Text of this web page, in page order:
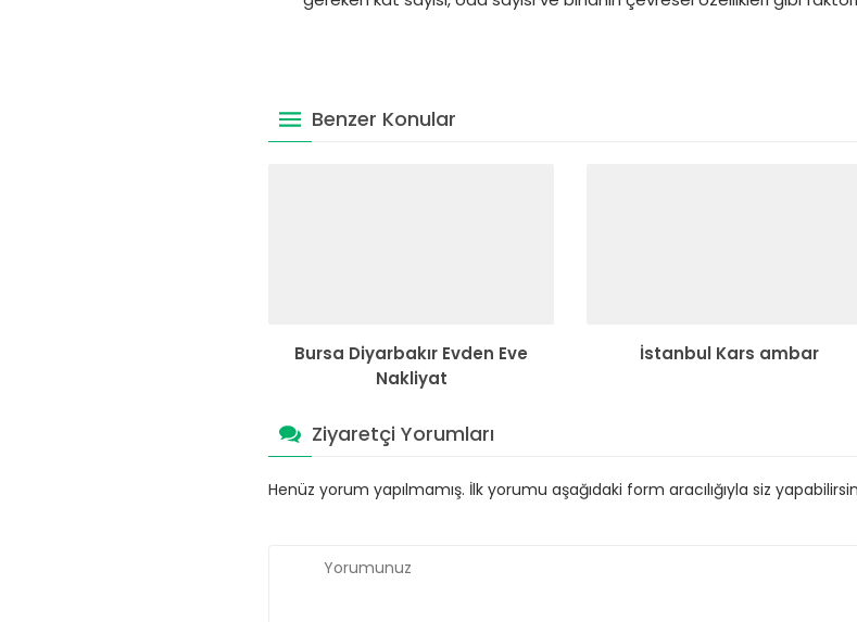
Benzer Konular
Bursa Diyarbakır Evden Eve
Nakliyat
İstanbul Kars ambar
Ziyaretçi Yorumları
Henüz yorum yapılmamış. İlk yorumu aşağıdaki form aracılığıyla siz